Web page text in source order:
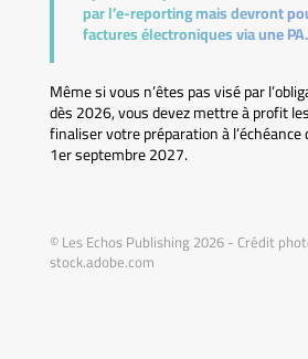
par l’e-reporting mais devront
factures électroniques via une PA.
Même si vous n’êtes pas visé par
dès 2026, vous devez mettre à profit
finaliser votre préparation à l’échéance
1er septembre 2027.
© Les Echos Publishing 2026 - Crédit
stock.adobe.com